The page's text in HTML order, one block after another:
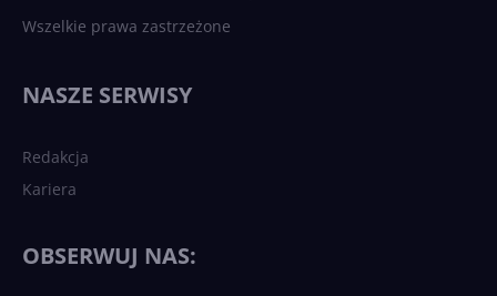
Wszelkie prawa zastrzeżone
NASZE SERWISY
Redakcja
Kariera
OBSERWUJ NAS: